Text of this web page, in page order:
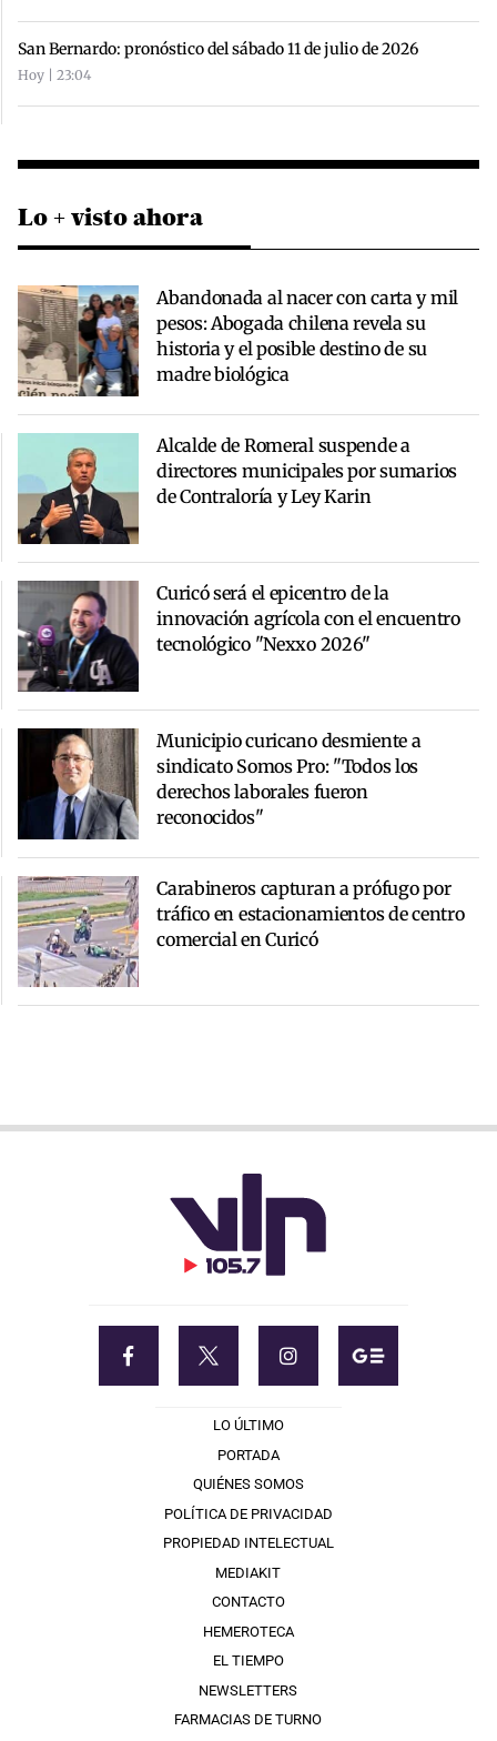
San Bernardo: pronóstico del sábado 11 de julio de 2026
Hoy | 23:04
Lo + visto ahora
Abandonada al nacer con carta y mil
pesos: Abogada chilena revela su
historia y el posible destino de su
madre biológica
Alcalde de Romeral suspende a
directores municipales por sumarios
de Contraloría y Ley Karin
Curicó será el epicentro de la
innovación agrícola con el encuentro
tecnológico "Nexxo 2026"
Municipio curicano desmiente a
sindicato Somos Pro: "Todos los
derechos laborales fueron
reconocidos"
Carabineros capturan a prófugo por
tráfico en estacionamientos de centro
comercial en Curicó
LO ÚLTIMO
PORTADA
QUIÉNES SOMOS
POLÍTICA DE PRIVACIDAD
PROPIEDAD INTELECTUAL
MEDIAKIT
CONTACTO
HEMEROTECA
EL TIEMPO
NEWSLETTERS
FARMACIAS DE TURNO